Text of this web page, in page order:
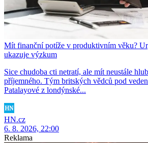
Mít finanční potíže v produktivním věku?
ukazuje výzkum
Sice chudoba cti netratí, ale mít neustále
příjemného. Tým britských vědců pod
Patalayové z londýnské...
HN.cz
6. 8. 2026, 22:00
Reklama